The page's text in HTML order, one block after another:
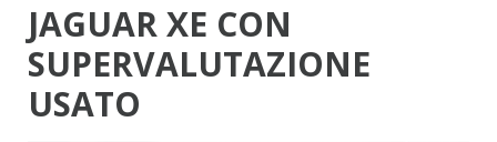
JAGUAR XE CON
SUPERVALUTAZIONE
USATO